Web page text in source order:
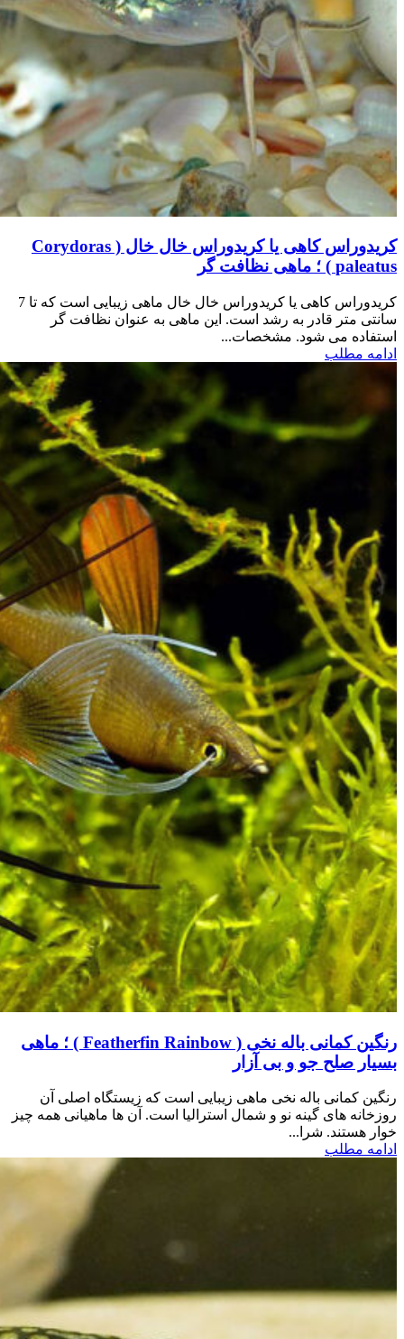
کریدوراس کاهی یا کریدوراس خال خال ( Corydoras
paleatus ) ؛ ماهی نظافت گر
کریدوراس کاهی یا کریدوراس خال خال ماهی زیبایی است که تا 7
سانتی متر قادر به رشد است. این ماهی به عنوان نظافت گر
استفاده می شود. مشخصات...
ادامه مطلب
رنگین کمانی باله نخی ( Featherfin Rainbow ) ؛ ماهی
بسیار صلح جو و بی آزار
رنگین کمانی باله نخی ماهی زیبایی است که زیستگاه اصلی آن
روزخانه های گینه نو و شمال استرالیا است. آن ها ماهیانی همه چیز
خوار هستند. شرا...
ادامه مطلب